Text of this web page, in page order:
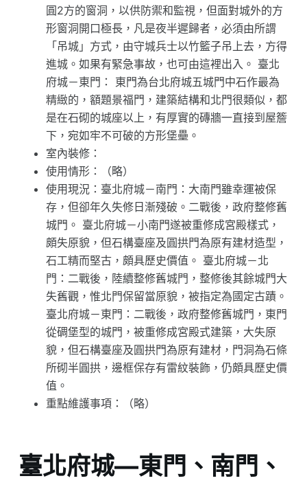
圓2方的窗洞，以供防禦和監視，但面對城外的方
形窗洞開口極長，凡是夜半遲歸者，必須由所謂
「吊城」方式，由守城兵士以竹籃子吊上去，方得
進城。如果有緊急事故，也可由這裡出入。 臺北
府城－東門： 東門為台北府城五城門中石作最為
精緻的，額題景福門，建築結構和北門很類似，都
是在石砌的城座以上，有厚實的磚牆一直接到屋簷
下，宛如牢不可破的方形堡壘。
室內裝修：
使用情形：（略）
使用現況：臺北府城－南門：大南門雖幸運被保
存，但卻年久失修日漸殘破。二戰後，政府整修舊
城門。 臺北府城－小南門遂被重修成宮殿樣式，
頗失原貌，但石構臺座及圓拱門為原有建材造型，
石工精而堅古，頗具歷史價值。 臺北府城－北
門：二戰後，陸續整修舊城門，整修後其餘城門大
失舊觀，惟北門保留當原貌，被指定為國定古蹟。
臺北府城－東門：二戰後，政府整修舊城門，東門
從碉堡型的城門，被重修成宮殿式建築，大失原
貌，但石構臺座及圓拱門為原有建材，門洞為石條
所砌半圓拱，邊框保存有雷紋裝飾，仍頗具歷史價
值。
重點維護事項：（略）
臺北府城—東門、南門、